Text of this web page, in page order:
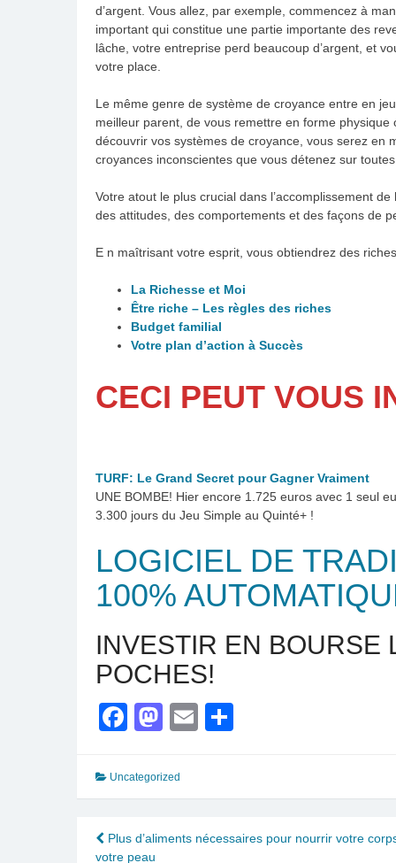
d’argent. Vous allez, par exemple, commencez à
important qui constitue une partie importante des
lâche, votre entreprise perd beaucoup d’argent, et
votre place.
Le même genre de système de croyance entre en
meilleur parent, de vous remettre en forme
découvrir vos systèmes de croyance, vous serez en
croyances inconscientes que vous détenez sur
Votre atout le plus crucial dans l’accomplissement
des attitudes, des comportements et des façons de
E n maîtrisant votre esprit, vous obtiendrez des
La Richesse et Moi
Être riche – Les règles des riches
Budget familial
Votre plan d’action à Succès
CECI PEUT VOUS
TURF: Le Grand Secret pour Gagner Vraiment
UNE BOMBE! Hier encore 1.725 euros avec 1 seul
3.300 jours du Jeu Simple au Quinté+ !
LOGICIEL DE
100%
INVESTIR EN BOURSE
POCHES!
Facebook
Mastodon
Email
Uncategorized
Navigation
Plus d’aliments nécessaires pour nourrir votre
votre peau